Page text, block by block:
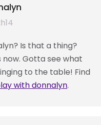
Is that a thing?
now. Gotta see what
to the table! Find
with donnalyn.